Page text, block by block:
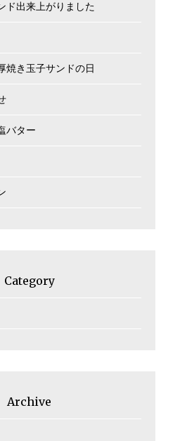
ド出来上がりました
焼き玉子サンドの日
バター
Category
Archive